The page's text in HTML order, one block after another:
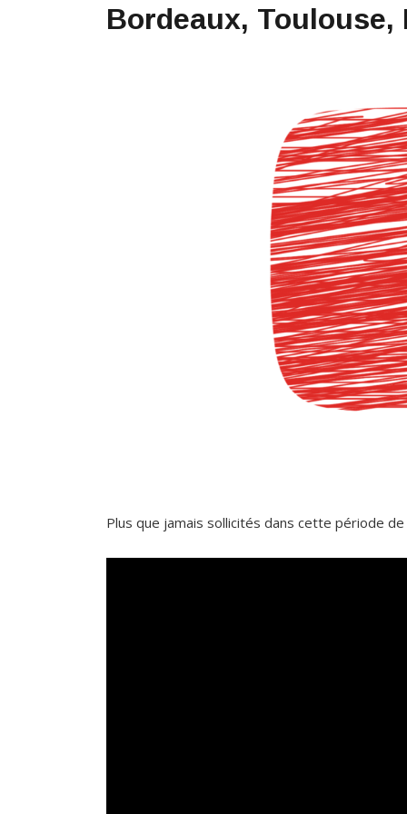
Bordeaux,
Plus que jamais sollicités dans cette période